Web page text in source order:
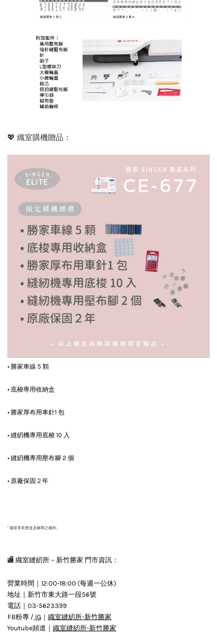
💖 織室購機贈品：
• 勝家車線 5 顆
• 底梭專用收納盒
• 勝家厚布用車針1 包
• 縫紉機專用底梭 10 入
• 縫紉機專用壓布腳 2 個
• 原廠保固２年
* 織室享有更改及解釋之權利。
🏬 織室縫紉所－新竹勝家 門市資訊：
營業時間｜12:00-18:00 (每週一公休)
地址｜新竹市東大路一段56號
電話｜03-5623399
FB粉專 / IG ｜ 織室縫紉所-新竹勝家
Youtube頻道｜ 織室縫紉所-新竹勝家